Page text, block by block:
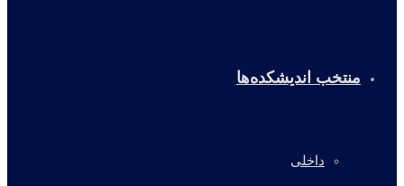
منتخب اندیشکده‌ها
داخلی